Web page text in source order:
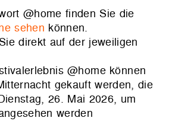
@home finden Sie die
sehen können.
direkt auf der jeweiligen
@home können
gekauft werden, die
26. Mai 2026, um
werden